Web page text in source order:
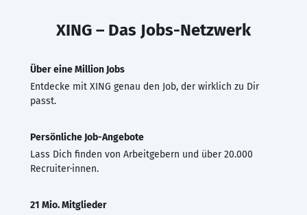
XING – Das Jobs-Netzwerk
Über eine Million Jobs
Entdecke mit XING genau den Job, der wirklich zu Dir
passt.
Persönliche Job-Angebote
Lass Dich finden von Arbeitgebern und über 20.000
Recruiter·innen.
21 Mio. Mitglieder